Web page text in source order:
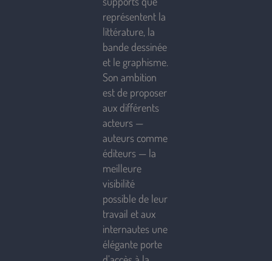
représentent la
littérature, la
bande dessinée
et le graphisme.
Son ambition
est de proposer
aux différents
acteurs —
auteurs comme
éditeurs — la
meilleure
visibilité
possible de leur
travail et aux
internautes une
élégante porte